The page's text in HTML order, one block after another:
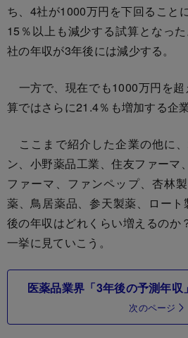
ち、4社が1000万円を下回ること
15％以上も減少する試算となっ
社の年収が3年後には減少する。
一方で、現在でも1000万円を
算ではさらに21.4％も増加する企
ここまで紹介した企業の他に
ン、小野薬品工業、住友ファーマ
ファーマ、ファンペップ、杏林
薬、鳥居薬品、参天製薬、ロー
後の年収はどれくらい増えるのか
一挙に見ていこう。
医薬品業界「3年後の予測年収
次のページ